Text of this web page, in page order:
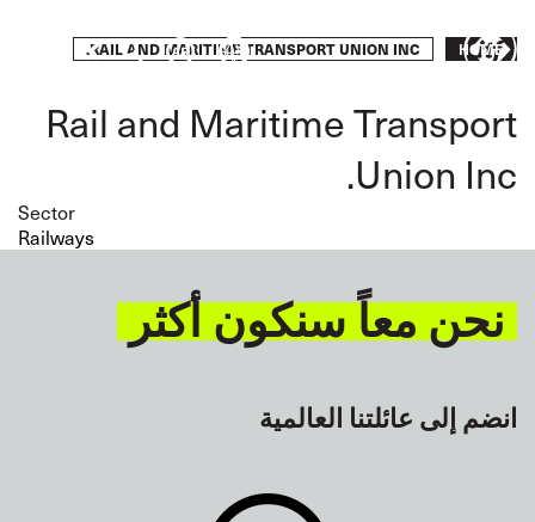
main
Take
Breadcrumb
HOME
RAIL AND MARITIME TRANSPORT UNION INC.
Rail and Maritime Transport
Union Inc.
Sector
Railways
نحن معاً سنكون أكثر
انضم إلى عائلتنا العالمية